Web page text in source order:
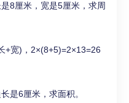
8厘米，宽是5厘米，求周
+宽)，2×(8+5)=2×13=26
是6厘米，求面积。